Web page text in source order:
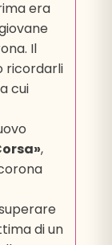
era
Il
ricordarli
cui
,
di un